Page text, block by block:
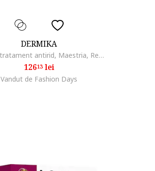
DERMIKA
Capsule tratament antirid, Maestria, Regenerare in capsule zi/noapte, 60 g
12613lei
Vandut de Fashion Days